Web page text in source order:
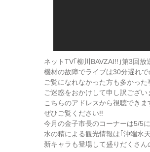
ネットTV｢柳川BAVZAI!!｣第3回放
機材の故障でライブは30分遅れ
ご覧になれなかった方も多かった
ご迷惑をおかけして申し訳ござい
こちらのアドレスから視聴できま
ぜひご覧ください!!
今月の金子市長のコーナーは5/5
水の精による観光情報は｢沖端水
新キャラも登場して盛りだくさん